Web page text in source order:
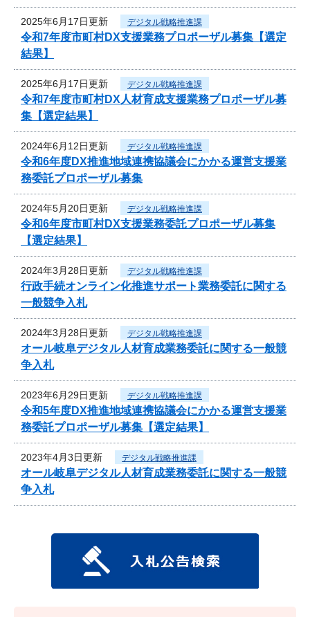
2025年6月17日更新 デジタル戦略推進課
令和7年度市町村DX支援業務プロポーザル募集【選定
結果】
2025年6月17日更新 デジタル戦略推進課
令和7年度市町村DX人材育成支援業務プロポーザル募
集【選定結果】
2024年6月12日更新 デジタル戦略推進課
令和6年度DX推進地域連携協議会にかかる運営支援業
務委託プロポーザル募集
2024年5月20日更新 デジタル戦略推進課
令和6年度市町村DX支援業務委託プロポーザル募集
【選定結果】
2024年3月28日更新 デジタル戦略推進課
行政手続オンライン化推進サポート業務委託に関する
一般競争入札
2024年3月28日更新 デジタル戦略推進課
オール岐阜デジタル人材育成業務委託に関する一般競
争入札
2023年6月29日更新 デジタル戦略推進課
令和5年度DX推進地域連携協議会にかかる運営支援業
務委託プロポーザル募集【選定結果】
2023年4月3日更新 デジタル戦略推進課
オール岐阜デジタル人材育成業務委託に関する一般競
争入札